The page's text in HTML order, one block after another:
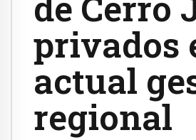
privados
actual
regional